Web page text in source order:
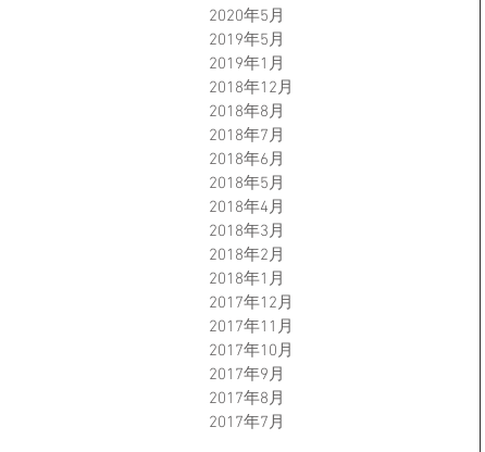
2020年5月
2019年5月
2019年1月
2018年12月
2018年8月
2018年7月
2018年6月
2018年5月
2018年4月
2018年3月
2018年2月
2018年1月
2017年12月
2017年11月
2017年10月
2017年9月
2017年8月
2017年7月